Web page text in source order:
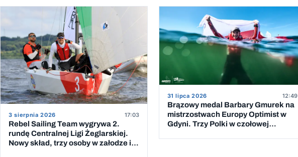
3 sierpnia 2026 17:03
Rebel Sailing Team wygrywa 2.
rundę Centralnej Ligi Żeglarskiej.
Nowy skład, trzy osoby w załodze i 5
31 lipca 2026 12:49
Brązowy medal Barbary Gmurek na
mistrzostwach Europy Optimist w
Gdyni. Trzy Polki w czołowej